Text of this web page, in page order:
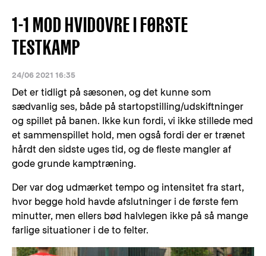
1-1 MOD HVIDOVRE I FØRSTE
TESTKAMP
24/06 2021 16:35
Det er tidligt på sæsonen, og det kunne som
sædvanlig ses, både på startopstilling/udskiftninger
og spillet på banen. Ikke kun fordi, vi ikke stillede med
et sammenspillet hold, men også fordi der er trænet
hårdt den sidste uges tid, og de fleste mangler af
gode grunde kamptræning.
Der var dog udmærket tempo og intensitet fra start,
hvor begge hold havde afslutninger i de første fem
minutter, men ellers bød halvlegen ikke på så mange
farlige situationer i de to felter.